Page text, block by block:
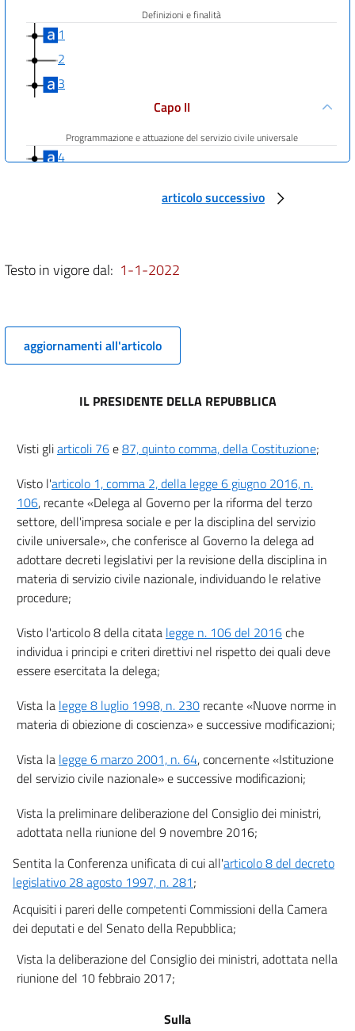
Definizioni e finalità
1
2
3
Capo II
Programmazione e attuazione del servizio civile universale
4
Capo III
7
9
10
Capo IV
11
12
13
Capo V
Disciplina del rapporto di servizio civile universale
14
15
16
17
18
19
Capo VI
Controllo, verifica e valutazione del servizio civile universale
20
22
Capo VII
24
26
articolo successivo
Testo in vigore dal: 1-1-2022
aggiornamenti all'articolo
IL PRESIDENTE DELLA REPUBBLICA
Visti gliarticoli 76e87, quinto comma, della Costituzione;
Visto l'articolo 1, comma 2, della legge 6 giugno 2016, n.
106, recante «Delega al Governo per la riforma del terzo
settore, dell'impresa sociale e per la disciplina del servizio
civile universale», che conferisce al Governo la delega ad
adottare decreti legislativi per la revisione della disciplina in
materia di servizio civile nazionale, individuando le relative
procedure;
Visto l'articolo 8 della citata legge n. 106 del 2016che
individua i principi e criteri direttivi nel rispetto dei quali deve
essere esercitata la delega;
Vista la legge 8 luglio 1998, n. 230 recante «Nuove norme in
materia di obiezione di coscienza» e successive modificazioni;
Vista la legge 6 marzo 2001, n. 64, concernente «Istituzione
del servizio civile nazionale» e successive modificazioni;
Vista la preliminare deliberazione del Consiglio dei ministri,
adottata nella riunione del 9 novembre 2016;
Sentita la Conferenza unificata di cui all'articolo 8 del decreto
legislativo 28 agosto 1997, n. 281;
Acquisiti i pareri delle competenti Commissioni della Camera
dei deputati e del Senato della Repubblica;
Vista la deliberazione del Consiglio dei ministri, adottata nella
riunione del 10 febbraio 2017;
Sulla